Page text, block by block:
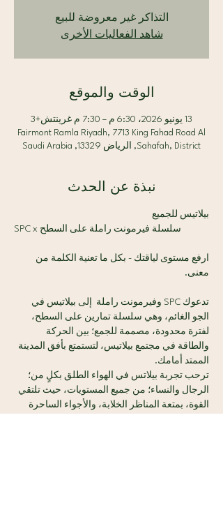
التذاكر غير معروضة للبيع
شاهد الفعاليات الأخرى
الوقت والموقع
13 يونيو 2026، 6:30 م – 7:30 م غرينتش+3
Fairmont Ramla Riyadh, 7713 King Fahad Road Al
Sahafah, District, الرياض 13329, Saudi Arabia
نبذة عن الحدث
بيلاتيس للجميع
ارفع مستوى لياقتك - بكل ما تعنية الكلمة من
معنى.
تدعوك SPC وفيرمونت راملة  إلى بيلاتيس في
الجو الغائم، وهي سلسلة تمارين على السطح،
لفترة محدودة، مصممة للجمع؛ بين الحركة
والطاقة في مجتمع بيلاتيس، لتستمتع بأفق المدينة
الممتد أمامك.
ترحب تجربة بيلاتس في الهواء الطلق بكلٍ من؛
الرجال والنساء؛ من جميع المستويات، حيث تلتقي
القوة، بمتعة المناظر الخلابة، والأجواء الساحرة